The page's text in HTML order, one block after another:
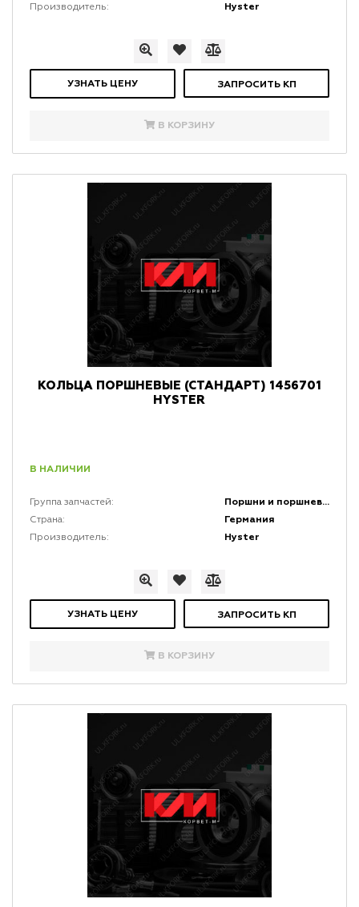
Производитель: Hyster
УЗНАТЬ ЦЕНУ ЗАПРОСИТЬ КП
В КОРЗИНУ
КОЛЬЦА ПОРШНЕВЫЕ (СТАНДАРТ) 1456701
HYSTER
В НАЛИЧИИ
Группа запчастей: Поршни и поршневая группа двигателей
Страна: Германия
Производитель: Hyster
УЗНАТЬ ЦЕНУ ЗАПРОСИТЬ КП
В КОРЗИНУ